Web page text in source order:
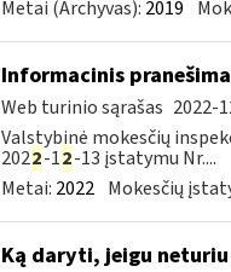
Metai (Archyvas): 2019
Informacinis
Web turinio sąrašas 2022-
Valstybinė mokesčių
2022-12-13 įstatymu Nr....
Metai: 2022 Mokesčių
Ką daryti, jeigu